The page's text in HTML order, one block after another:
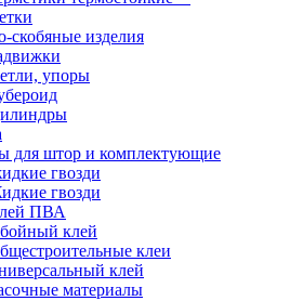
скобяные изделия
упоры
для штор и комплектующие
гвозди
гвозди
ПВА
клей
клеи
клей
материалы